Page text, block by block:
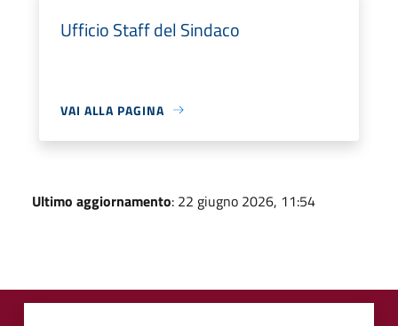
Ufficio Staff del Sindaco
VAI ALLA PAGINA
Ultimo aggiornamento: 22 giugno 2026, 11:54